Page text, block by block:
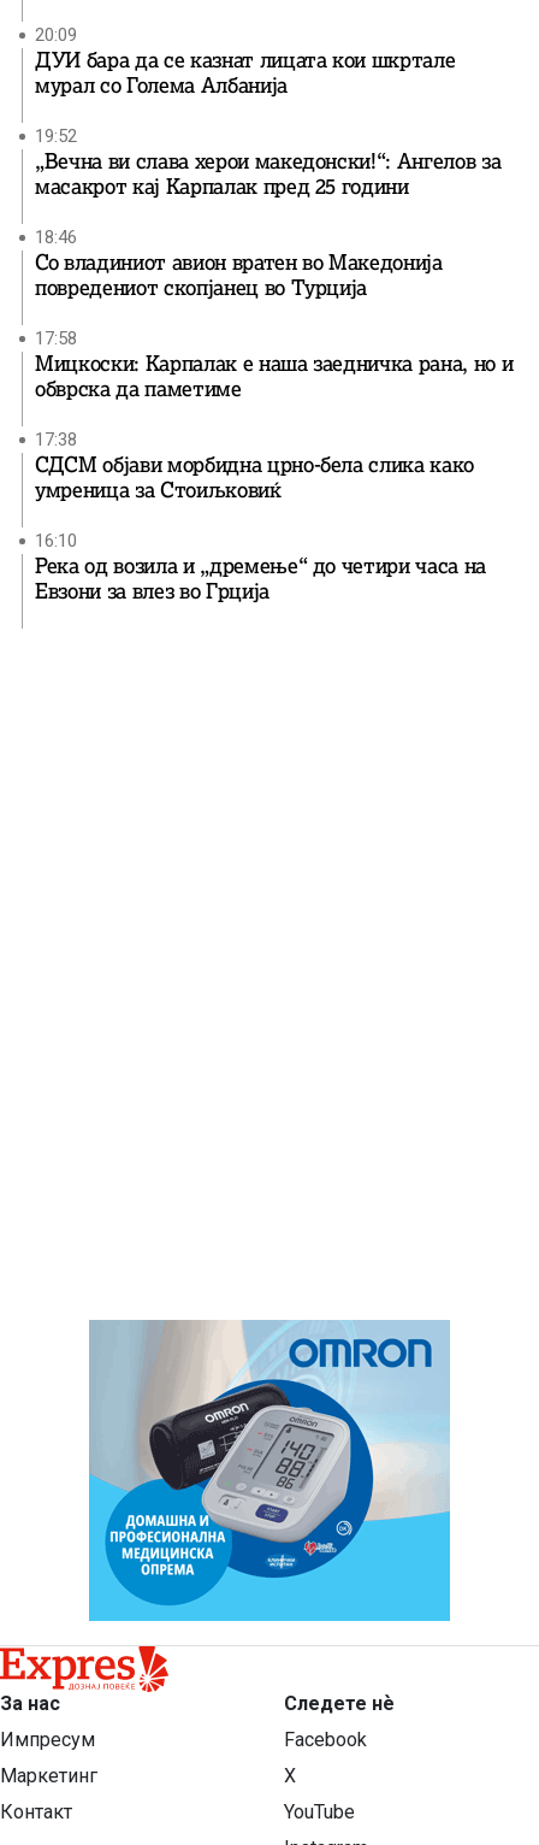
20:09
ДУИ бара да се казнат лицата кои шкртале
мурал со Голема Албанија
19:52
„Вечна ви слава херои македонски!“: Ангелов за
масакрот кај Карпалак пред 25 години
18:46
Со владиниот авион вратен во Македонија
повредениот скопјанец во Турција
17:58
Мицкоски: Карпалак е наша заедничка рана, но и
обврска да паметиме
17:38
СДСМ објави морбидна црно-бела слика како
умреница за Стоиљковиќ
16:10
Река од возила и „дремење“ до четири часа на
Евзони за влез во Грција
За нас
Импресум
Маркетинг
Контакт
Следете нѐ
Facebook
X
YouTube